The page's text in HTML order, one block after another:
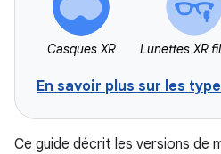
Casques XR Lunettes XR
En savoir plus sur les
Ce guide décrit les versions de